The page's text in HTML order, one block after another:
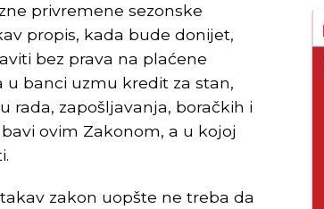
privremene sezonske
propis, kada bude donijet,
bez prava na plaćene
banci uzmu kredit za stan,
rada, zapošljavanja, boračkih i
ovim Zakonom, a u kojoj
zakon uopšte ne treba da